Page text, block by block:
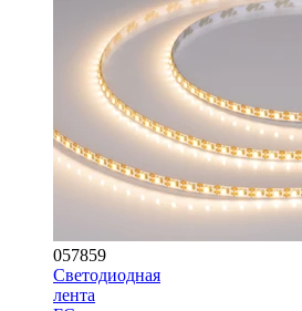
057859
Светодиодная
лента